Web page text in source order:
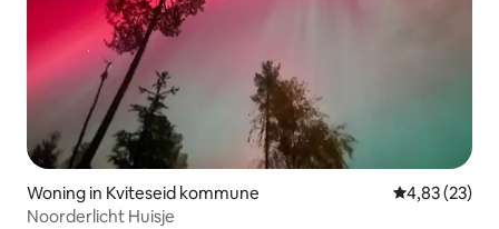
Woning in Kviteseid kommune Gemiddelde
4,83 (23)
Noorderlicht Huisje